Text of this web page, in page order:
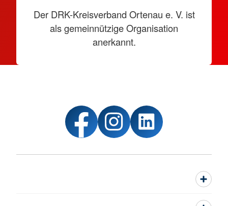
Der DRK-Kreisverband Ortenau e. V. ist
als gemeinnützige Organisation
anerkannt.